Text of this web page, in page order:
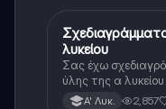
Ιστορία
λυκείου
Σας έχω
ύλης της α
τεράστιο βάρος
Α' Λυκ. 2,857